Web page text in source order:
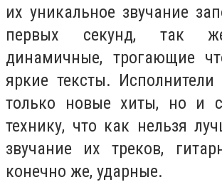
их уникальное звучание
первых секунд, так
динамичные, трогающие
яркие тексты.
только новые хиты, но и
технику, что как нельзя
звучание их треков,
конечно же, ударные.